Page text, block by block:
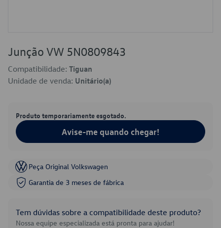
Junção VW 5N0809843
Compatibilidade: Tiguan
Unidade de venda: Unitário(a)
Produto temporariamente esgotado.
Avise-me quando chegar!
Peça Original Volkswagen
Garantia de 3 meses de fábrica
Tem dúvidas sobre a compatibilidade deste produto?
Nossa equipe especializada está pronta para ajudar!